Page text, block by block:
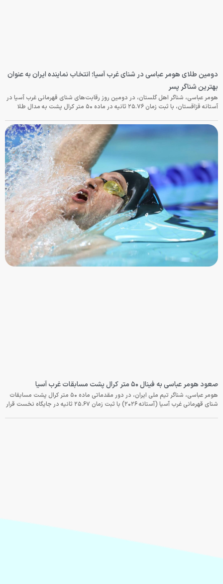
دومین طلای هومر عباسی در شنای غرب آسیا؛ انتخاب نماینده ایران به عنوان
بهترین شناگر پسر
هومر عباسی، شناگر اهل گلستان، در دومین روز رقابت‌های شنای قهرمانی غرب آسیا در
آستانه قزاقستان، با ثبت زمان ۲۵.۷۶ ثانیه در ماده ۵۰ متر کرال پشت به مدال طلا
صعود هومر عباسی به فینال ۵۰ متر کرال پشت مسابقات غرب آسیا
هومر عباسی، شناگر تیم ملی ایران، در دور مقدماتی ماده ۵۰ متر کرال پشت مسابقات
شنای قهرمانی غرب آسیا (آستانه ۲۰۲۶) با ثبت زمان ۲۵.۶۷ ثانیه در جایگاه نخست قرار